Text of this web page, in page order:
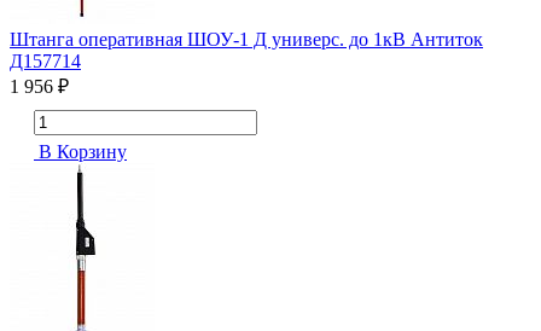
Штанга оперативная ШОУ-1 Д универс. до 1кВ Антиток
Д157714
1 956 ₽
В Корзину